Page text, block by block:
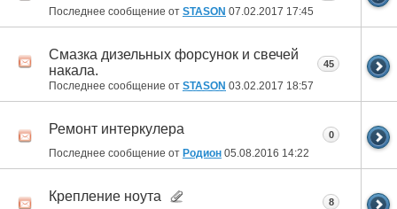
Последнее сообщение от STASON 07.02.2017 17:45
Смазка дизельных форсунок и свечей
накала.
Последнее сообщение от STASON 03.02.2017 18:57
45
Ремонт интеркулера
Последнее сообщение от Родион 05.08.2016 14:22
0
Крепление ноута 8